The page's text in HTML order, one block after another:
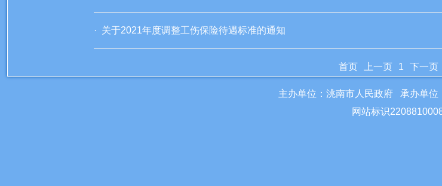
· 关于2021年度调整工伤保险待遇标准的通知
首页 上一页 1 下一页
主办单位：洮南市人民政府 承办单位
网站标识